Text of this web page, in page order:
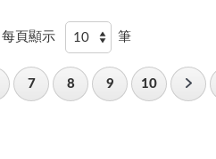
頁顯示 筆
7 8 9 10